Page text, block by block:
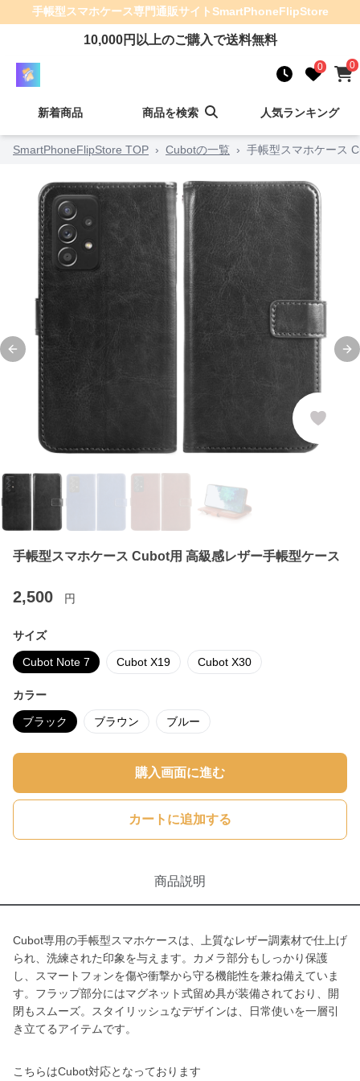
手帳型スマホケース専門通販サイトSmartPhoneFlipStore
10,000円以上のご購入で送料無料
0 0
新着商品 商品を検索 人気ランキング
SmartPhoneFlipStore TOP › Cubotの一覧 › 手帳型スマホケース
Previous slide
手帳型スマホケース Cubot用 高級感レザー手帳型ケース
2,500 円
サイズ
Cubot Note 7 Cubot X19 Cubot X30
カラー
ブラック ブラウン ブルー
購入画面に進む
カートに追加する
商品説明
Cubot専用の手帳型スマホケースは、上質なレザー調素材で仕上げ
られ、洗練された印象を与えます。カメラ部分もしっかり保護
し、スマートフォンを傷や衝撃から守る機能性を兼ね備えていま
す。フラップ部分にはマグネット式留め具が装備されており、開
閉もスムーズ。スタイリッシュなデザインは、日常使いを一層引
き立てるアイテムです。
こちらはCubot対応となっております